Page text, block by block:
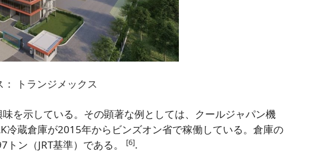
トランジメックス
を示している。その顕著な例としては、クールジャパン機
冷蔵倉庫が2015年からビンズオン省で稼働している。倉庫の
ン（JRT基準）である。
[6].